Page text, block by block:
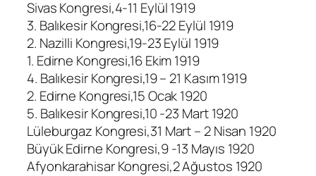
Sivas Kongresi,4-11 Eylül 1919
3. Balıkesir Kongresi,16-22 Eylül 1919
2. Nazilli Kongresi,19-23 Eylül 1919
1. Edirne Kongresi,16 Ekim 1919
4. Balıkesir Kongresi,19 – 21 Kasım 1919
2. Edirne Kongresi,15 Ocak 1920
5. Balıkesir Kongresi,10 -23 Mart 1920
Lüleburgaz Kongresi,31 Mart – 2 Nisan 1920
Büyük Edirne Kongresi,9 -13 Mayıs 1920
Afyonkarahisar Kongresi,2 Ağustos 1920